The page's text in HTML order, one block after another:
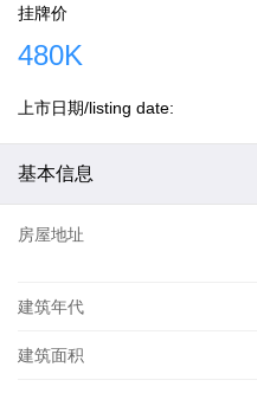
挂牌价
480K
上市日期/listing date:
基本信息
房屋地址
建筑年代
建筑面积